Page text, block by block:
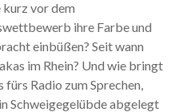
kurz vor dem
ihre Farbe und
einbüßen? Seit wann
im Rhein? Und wie bringt
fürs Radio zum Sprechen,
Schweigegelübde abgelegt